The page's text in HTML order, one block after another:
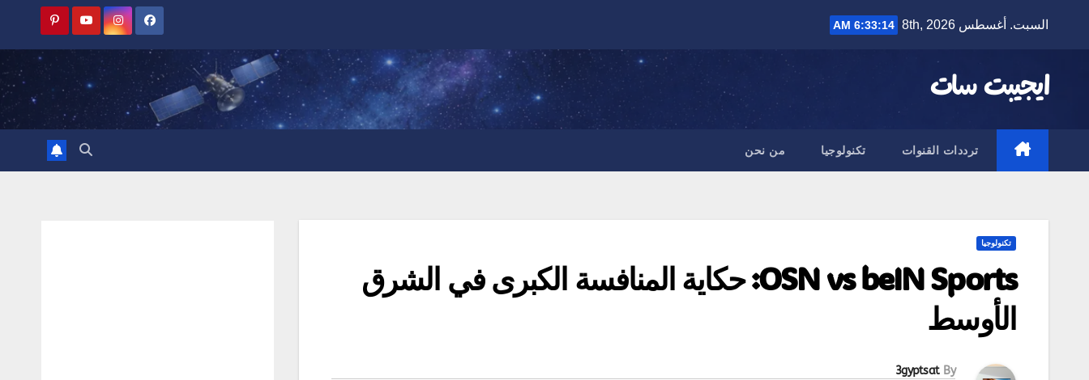
السبت. أغسطس 8th, 2026 6:33:15 AM
ايجيبت سات
ترددات القنوات تكنولوجيا من نحن
تكنولوجيا
OSN vs beIN Sports: حكاية المنافسة الكبرى في الشرق
الأوسط
By
3gyptsat